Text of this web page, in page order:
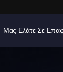
Μας Ελάτε Σε